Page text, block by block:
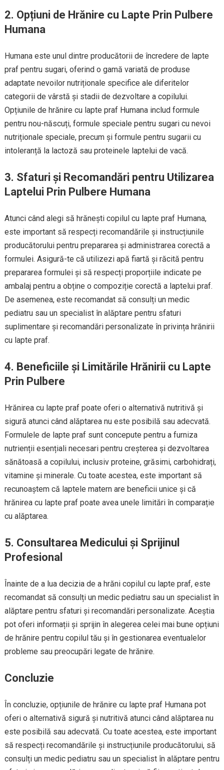
2. Opțiuni de Hrănire cu Lapte Prin Pulbere
Humana
Humana este unul dintre producătorii de încredere de lapte
praf pentru sugari, oferind o gamă variată de produse
adaptate nevoilor nutriționale specifice ale diferitelor
categorii de vârstă și stadii de dezvoltare a copilului.
Opțiunile de hrănire cu lapte praf Humana includ formule
pentru nou-născuți, formule speciale pentru sugari cu nevoi
nutriționale speciale, precum și formule pentru sugarii cu
intoleranță la lactoză sau proteinele laptelui de vacă.
3. Sfaturi și Recomandări pentru Utilizarea
Laptelui Prin Pulbere Humana
Atunci când alegi să hrănești copilul cu lapte praf Humana,
este important să respecți recomandările și instrucțiunile
producătorului pentru prepararea și administrarea corectă a
formulei. Asigură-te că utilizezi apă fiartă și răcită pentru
prepararea formulei și să respecți proporțiile indicate pe
ambalaj pentru a obține o compoziție corectă a laptelui praf.
De asemenea, este recomandat să consulți un medic
pediatru sau un specialist în alăptare pentru sfaturi
suplimentare și recomandări personalizate în privința hrănirii
cu lapte praf.
4. Beneficiile și Limitările Hrănirii cu Lapte
Prin Pulbere
Hrănirea cu lapte praf poate oferi o alternativă nutritivă și
sigură atunci când alăptarea nu este posibilă sau adecvată.
Formulele de lapte praf sunt concepute pentru a furniza
nutrienții esențiali necesari pentru creșterea și dezvoltarea
sănătoasă a copilului, inclusiv proteine, grăsimi, carbohidrați,
vitamine și minerale. Cu toate acestea, este important să
recunoaștem că laptele matern are beneficii unice și că
hrănirea cu lapte praf poate avea unele limitări în comparație
cu alăptarea.
5. Consultarea Medicului și Sprijinul
Profesional
Înainte de a lua decizia de a hrăni copilul cu lapte praf, este
recomandat să consulți un medic pediatru sau un specialist în
alăptare pentru sfaturi și recomandări personalizate. Aceștia
pot oferi informații și sprijin în alegerea celei mai bune opțiuni
de hrănire pentru copilul tău și în gestionarea eventualelor
probleme sau preocupări legate de hrănire.
Concluzie
În concluzie, opțiunile de hrănire cu lapte praf Humana pot
oferi o alternativă sigură și nutritivă atunci când alăptarea nu
este posibilă sau adecvată. Cu toate acestea, este important
să respecți recomandările și instrucțiunile producătorului, să
consulți un medic pediatru sau un specialist în alăptare pentru